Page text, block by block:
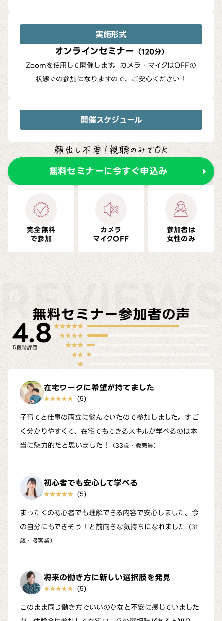
実施形式
オンラインセミナー （120分）
Zoomを使用して開催します。カメラ・マイクはOFFの
状態での参加になりますので、ご安心ください！
開催スケジュール
顔出し不要！視聴のみでOK
無料セミナーに今すぐ申込み
完全無料
で参加
カメラ
マイクOFF
参加者は
女性のみ
無料セミナー参加者の声
4.8 ★★★★★
★★★★
★★★
★★
★
在宅ワークに希望が持てました
★★★★★
子育てと仕事の両立に悩んでいたので参加しました。すご
く分かりやすくて、在宅でもできるスキルが学べるのは本
当に魅力的だと思いました！
33歳・販売員
初心者でも安心して学べる
★★★★★
まったくの初心者でも理解できる内容で安心しました。今
の自分にもできそう！と前向きな気持ちになれました
31
歳・接客業
将来の働き方に新しい選択肢を発見
★★★★★
このまま同じ働き方でいいのかなと不安に感じていました